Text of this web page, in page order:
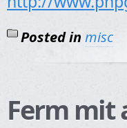
Posted in misc
Ferm mit